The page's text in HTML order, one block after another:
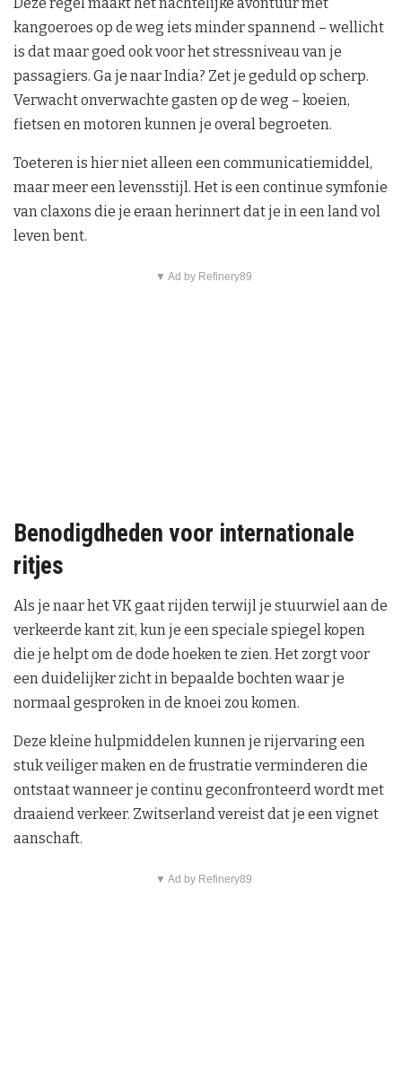
kangoeroes op de weg iets minder spannend – wellicht
is dat maar goed ook voor het stressniveau van je
passagiers. Ga je naar India? Zet je geduld op scherp.
Verwacht onverwachte gasten op de weg – koeien,
fietsen en motoren kunnen je overal begroeten.
Toeteren is hier niet alleen een communicatiemiddel,
maar meer een levensstijl. Het is een continue symfonie
van claxons die je eraan herinnert dat je in een land vol
leven bent.
▼ Ad by Refinery89
Benodigdheden voor internationale
ritjes
Als je naar het VK gaat rijden terwijl je stuurwiel aan de
verkeerde kant zit, kun je een speciale spiegel kopen
die je helpt om de dode hoeken te zien. Het zorgt voor
een duidelijker zicht in bepaalde bochten waar je
normaal gesproken in de knoei zou komen.
Deze kleine hulpmiddelen kunnen je rijervaring een
stuk veiliger maken en de frustratie verminderen die
ontstaat wanneer je continu geconfronteerd wordt met
draaiend verkeer. Zwitserland vereist dat je een vignet
aanschaft.
▼ Ad by Refinery89